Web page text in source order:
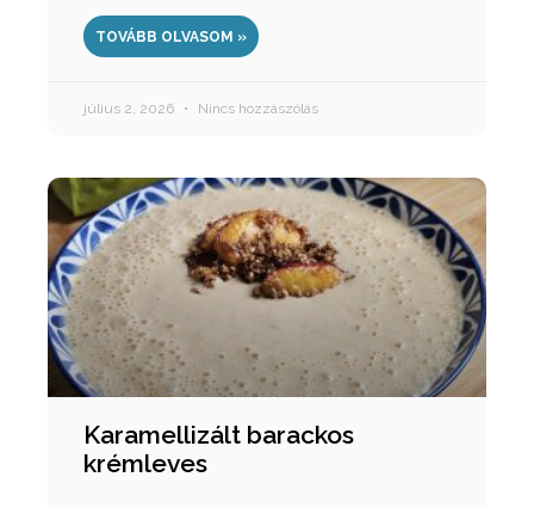
TOVÁBB OLVASOM »
július 2, 2026 Nincs hozzászólás
Karamellizált barackos
krémleves